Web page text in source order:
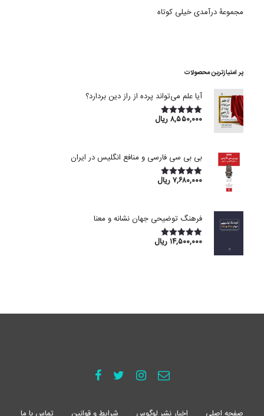
مجموعۀ درآمدی خیلی کوتاه
پر امتیازترین محصولات
آیا علم می‌تواند پرده از راز دین بردارد؟
امتیاز5.00
۸,۵۵۰,۰۰۰ریال
بی بی سی فارسی و منافع انگلیس در ایران
امتیاز5.00۷,۶۸۰,۰۰۰ریال
فرهنگ توضیحی جهان نشانه و معنا
امتیاز5.00
۱۴,۵۰۰,۰۰۰ریال
صفحه اصلی اخبار نشر لوگوس شرایط و قوانین تماس با ما